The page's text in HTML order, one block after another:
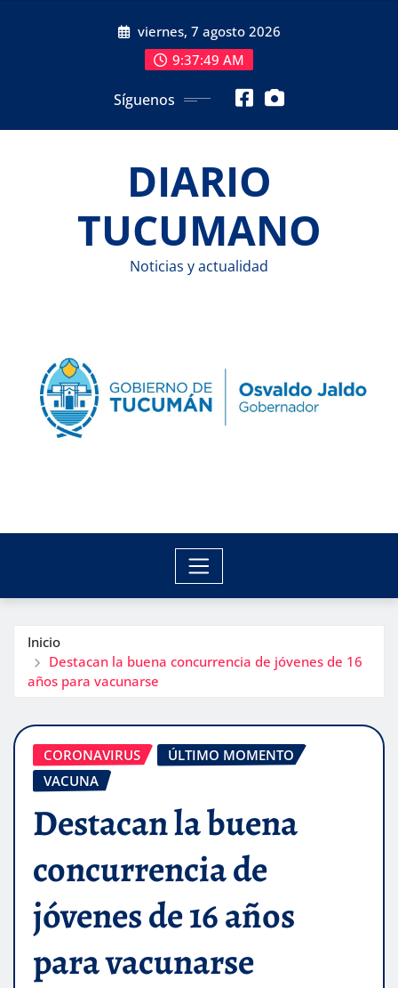
viernes, 7 agosto 2026
9:37:51 AM
Síguenos
DIARIO
TUCUMANO
Noticias y actualidad
Inicio
Destacan la buena concurrencia de jóvenes de 16
años para vacunarse
CORONAVIRUS
ÚLTIMO MOMENTO
VACUNA
Destacan la buena
concurrencia de
jóvenes de 16 años
para vacunarse